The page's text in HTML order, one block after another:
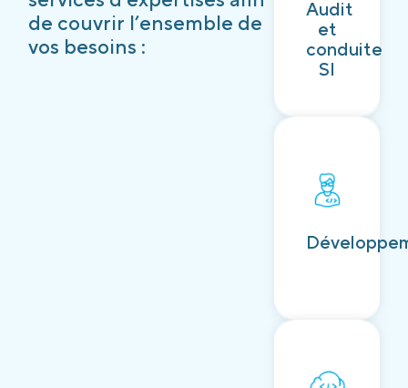
de couvrir l’ensemble de
vos besoins :
Audit
et
conduite
SI
Découvrir